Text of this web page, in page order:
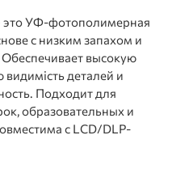
это УФ-фотополимерная
с низким запахом и
высокую
деталей и
Подходит для
образовательных и
с LCD/DLP-